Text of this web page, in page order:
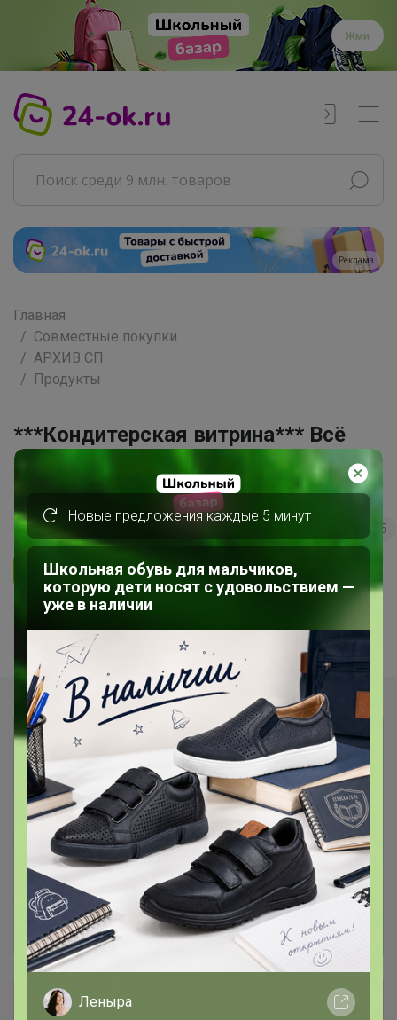
Жми
Реклама
Главная
Совместные покупки
АРХИВ СП
Продукты
***Кондитерская витрина*** Всё
для кондитеров и любителей
вкусно поесть!
95 36.3K 5
Ответить
Показаны записи
Сбор заказов в данной закупке
Новые предложения каждые 5 минут
Школьная обувь для мальчиков,
которую дети носят с удовольствием —
уже в наличии
Леныра